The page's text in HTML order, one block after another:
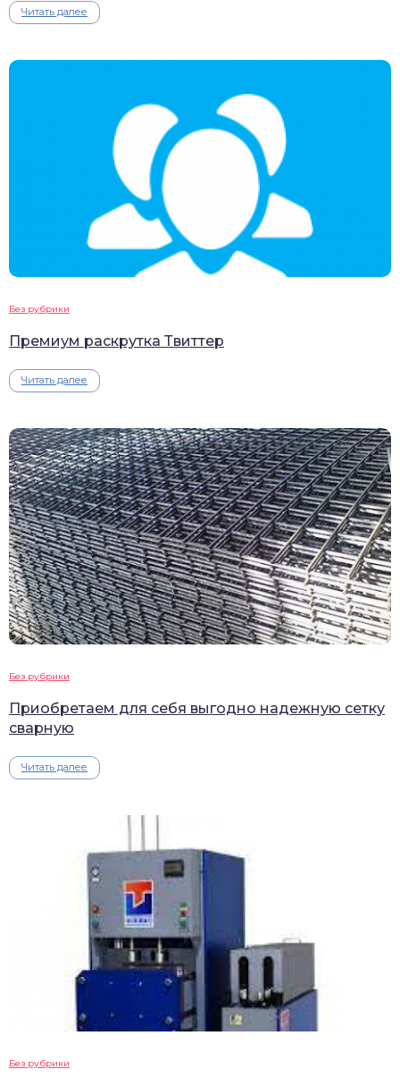
Читать далее
Без рубрики
Премиум раскрутка Твиттер
Читать далее
Без рубрики
Приобретаем для себя выгодно надежную сетку
сварную
Читать далее
Без рубрики